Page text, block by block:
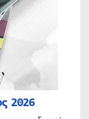
2026